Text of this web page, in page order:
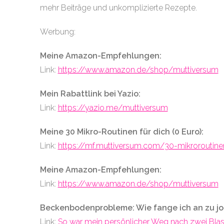
mehr Beiträge und unkomplizierte Rezepte.
Werbung:
Meine Amazon-Empfehlungen:
Link: https://www.amazon.de/shop/muttiversum
Mein Rabattlink bei Yazio:
Link: https://yazio.me/muttiversum
Meine 30 Mikro-Routinen für dich (0 Euro):
Link: https://mf.muttiversum.com/30-
Meine Amazon-Empfehlungen:
Link: https://www.amazon.de/shop/muttiversum
Beckenbodenprobleme: Wie fange ich an zu
Link: So war mein persönlicher Weg nach zwei